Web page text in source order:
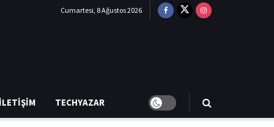
Cumartesi, 8 Ağustos 2026
TECHYAZAR